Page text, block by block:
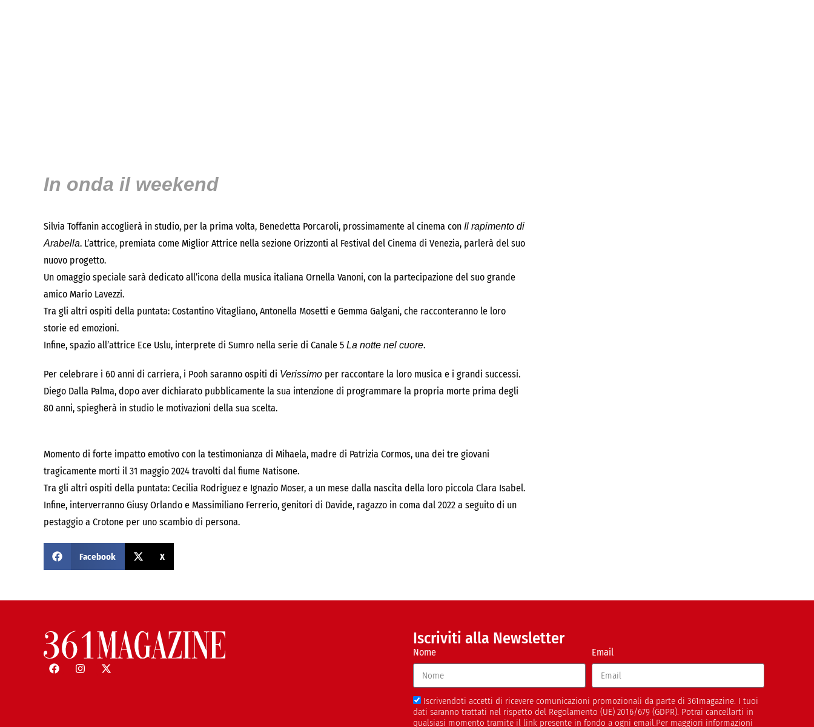
In onda il weekend
Silvia Toffanin accoglierà in studio, per la prima volta, Benedetta Porcaroli, prossimamente al cinema con Il rapimento di
Arabella. L’attrice, premiata come Miglior Attrice nella sezione Orizzonti al Festival del Cinema di Venezia, parlerà del suo
nuovo progetto.
Un omaggio speciale sarà dedicato all’icona della musica italiana Ornella Vanoni, con la partecipazione del suo grande
amico Mario Lavezzi.
Tra gli altri ospiti della puntata: Costantino Vitagliano, Antonella Mosetti e Gemma Galgani, che racconteranno le loro
storie ed emozioni.
Infine, spazio all’attrice Ece Uslu, interprete di Sumro nella serie di Canale 5 La notte nel cuore.
Per celebrare i 60 anni di carriera, i Pooh saranno ospiti di Verissimo per raccontare la loro musica e i grandi successi.
Diego Dalla Palma, dopo aver dichiarato pubblicamente la sua intenzione di programmare la propria morte prima degli
80 anni, spiegherà in studio le motivazioni della sua scelta.
Momento di forte impatto emotivo con la testimonianza di Mihaela, madre di Patrizia Cormos, una dei tre giovani
tragicamente morti il 31 maggio 2024 travolti dal fiume Natisone.
Tra gli altri ospiti della puntata: Cecilia Rodriguez e Ignazio Moser, a un mese dalla nascita della loro piccola Clara Isabel.
Infine, interverranno Giusy Orlando e Massimiliano Ferrerio, genitori di Davide, ragazzo in coma dal 2022 a seguito di un
pestaggio a Crotone per uno scambio di persona.
Facebook X
Iscriviti alla Newsletter
Nome Email
Iscrivendoti accetti di ricevere comunicazioni promozionali da parte di 361magazine. I tuoi
dati saranno trattati nel rispetto del Regolamento (UE) 2016/679 (GDPR). Potrai cancellarti in
qualsiasi momento tramite il link presente in fondo a ogni email.Per maggiori informazioni